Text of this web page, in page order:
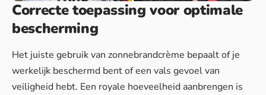
Correcte toepassing voor optimale
bescherming
Het juiste gebruik van zonnebrandcrème bepaalt of je
werkelijk beschermd bent of een vals gevoel van
veiligheid hebt. Een royale hoeveelheid aanbrengen is